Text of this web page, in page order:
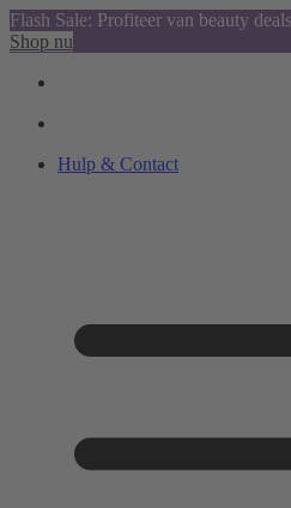
Flash Sale: Profiteer van beauty
Shop nu
Hulp & Contact